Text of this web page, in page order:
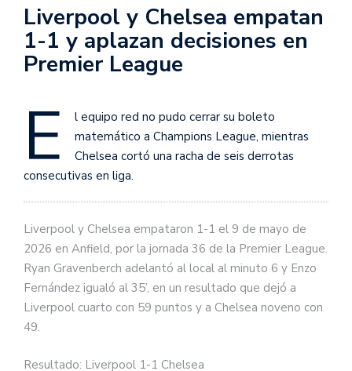
Liverpool y Chelsea empatan
1-1 y aplazan decisiones en
Premier League
E
l equipo red no pudo cerrar su boleto
matemático a Champions League, mientras
Chelsea cortó una racha de seis derrotas
consecutivas en liga.
Liverpool y Chelsea empataron 1-1 el 9 de mayo de
2026 en Anfield, por la jornada 36 de la Premier League.
Ryan Gravenberch adelantó al local al minuto 6 y Enzo
Fernández igualó al 35’, en un resultado que dejó a
Liverpool cuarto con 59 puntos y a Chelsea noveno con
49.
Resultado: Liverpool 1-1 Chelsea